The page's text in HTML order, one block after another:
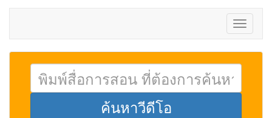
Toggle